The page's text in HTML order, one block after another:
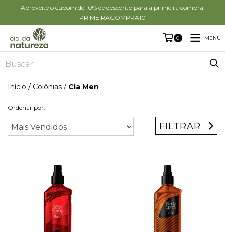
Aproveite o cupom de 10% de desconto para a primeira compra:
PRIMEIRACOMPRA10
0 MENU
Início / Colônias / Cia Men
Ordenar por:
FILTRAR